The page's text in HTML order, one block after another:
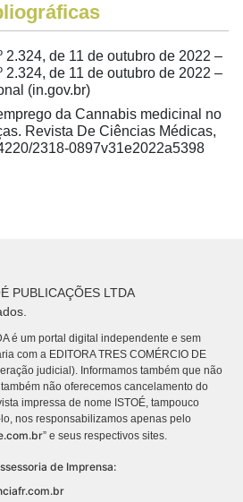
2.324, de 11 de outubro de 2022 –
2.324, de 11 de outubro de 2022 –
(in.gov.br)
da Cannabis medicinal no
Revista De Ciências Médicas,
2318-0897v31e2022a5398
PUBLICAÇÕES LTDA
é um portal digital independente e sem
com a EDITORA TRES COMÉRCIO DE
judicial). Informamos também que não
não oferecemos cancelamento do
impressa de nome ISTOÉ, tampouco
nos responsabilizamos apenas pelo
” e seus respectivos sites.
de Imprensa: